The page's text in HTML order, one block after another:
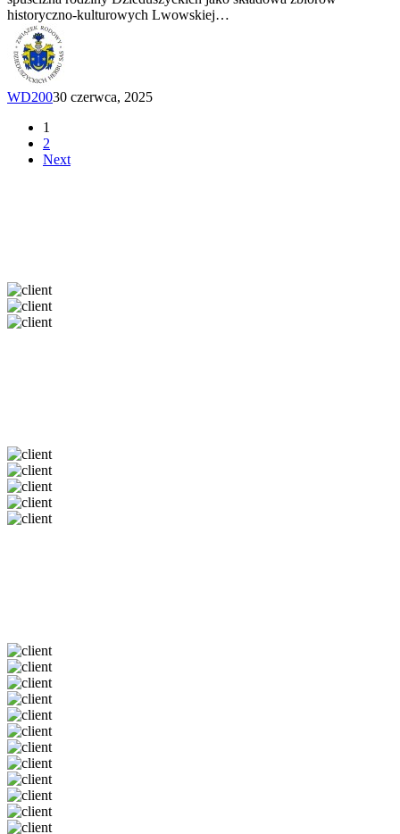
historyczno-kulturowych Lwowskiej…
WD20030 czerwca, 2025
1
2
Next